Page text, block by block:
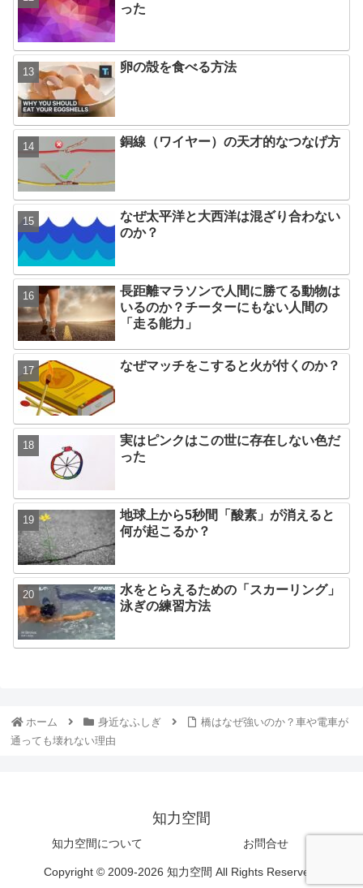
った
卵の殻を食べる方法
銅線（ワイヤー）の天才的なつなげ方
なぜ太平洋と大西洋は混ざり合わない
のか？
長距離マラソンで人間に勝てる動物は
いるのか？チーターにもない人間の
「走る能力」
なぜマッチをこすると火が付くのか？
実はピンクはこの世に存在しない色だ
った
地球上から5秒間「酸素」が消えると
何が起こるか？
水をとらえるための「スカーリング」
泳ぎの練習方法
ホーム 身近なふしぎ
橋はなぜ強いのか？車や電車が
通っても壊れない理由
知力空間
知力空間について お問合せ
Copyright © 2009-2026 知力空間 All Rights Reserved.